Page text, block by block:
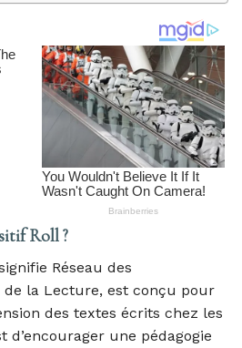
Roll ?
Réseau des
de la Lecture, est conçu pour
des textes écrits chez les
d’encourager une pédagogie